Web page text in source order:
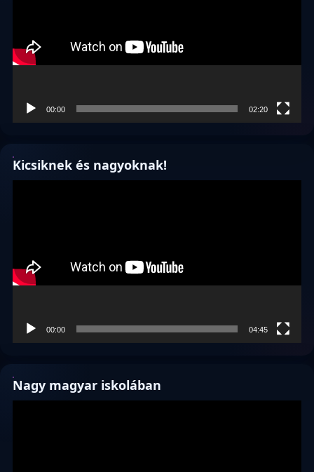
00:00 02:20
Kicsiknek és nagyoknak!
00:00 04:45
Nagy magyar iskolában